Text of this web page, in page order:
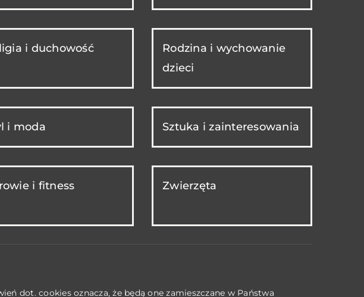
i duchowość
Rodzina i wychowanie
dzieci
i moda Sztuka i zainteresowania
i fitness Zwierzęta
dot. cookies oznacza, że będą one zamieszczane w Państwa